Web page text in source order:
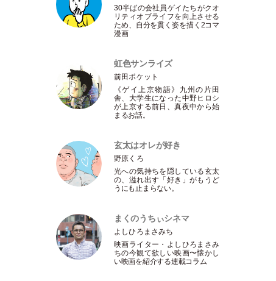
30半ばの会社員ゲイたちがクオ
リティオブライフを向上させる
ため、自分を貫く姿を描く2コマ
漫画
虹色サンライズ
前田ポケット
《ゲイ上京物語》九州の片田
舎、大学生になった中野ヒロシ
が上京する前日、真夜中から始
まるお話。
玄太はオレが好き
野原くろ
光への気持ちを隠している玄太
の、溢れ出す 「好き 」がもうど
うにも止まらない。
まくのうちぃシネマ
よしひろまさみち
映画ライター ・ よしひろまさみ
ちの今観て欲しい映画〜懐かし
い映画を紹介する連載コラム